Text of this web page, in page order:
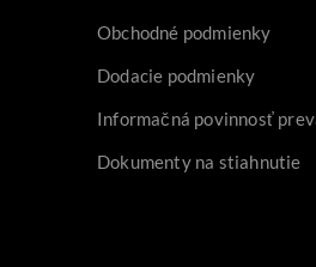
Obchodné podmienky
Dodacie podmienky
Informačná povinnosť
Dokumenty na stiahnutie